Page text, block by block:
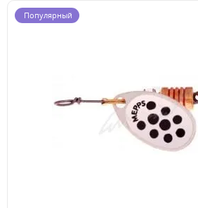
Популярный